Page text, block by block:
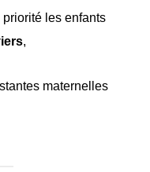
les enfants
,
maternelles